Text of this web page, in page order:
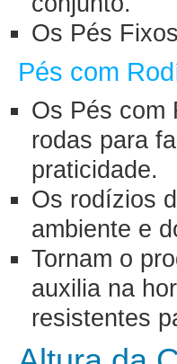
Os Pés
Pés com
Os Pés com
rodas para
praticidade.
Os rodízios
ambiente e
Tornam o
auxilia na
resistentes